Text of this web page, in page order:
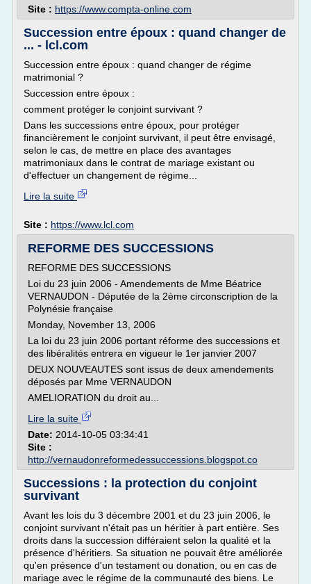
Site : https://www.compta-online.com
Succession entre époux : quand changer de
... - lcl.com
Succession entre époux : quand changer de régime
matrimonial ?
Succession entre époux :
comment protéger le conjoint survivant ?
Dans les successions entre époux, pour protéger
financièrement le conjoint survivant, il peut être envisagé,
selon le cas, de mettre en place des avantages
matrimoniaux dans le contrat de mariage existant ou
d'effectuer un changement de régime...
Lire la suite
Site : https://www.lcl.com
REFORME DES SUCCESSIONS
REFORME DES SUCCESSIONS
Loi du 23 juin 2006 - Amendements de Mme Béatrice
VERNAUDON - Députée de la 2ème circonscription de la
Polynésie française
Monday, November 13, 2006
La loi du 23 juin 2006 portant réforme des successions et
des libéralités entrera en vigueur le 1er janvier 2007
DEUX NOUVEAUTES sont issus de deux amendements
déposés par Mme VERNAUDON
AMELIORATION du droit au...
Lire la suite
Date: 2014-10-05 03:34:41
Site :
http://vernaudonreformedessuccessions.blogspot.co
Successions : la protection du conjoint
survivant
Avant les lois du 3 décembre 2001 et du 23 juin 2006, le
conjoint survivant n'était pas un héritier à part entière. Ses
droits dans la succession différaient selon la qualité et la
présence d'héritiers. Sa situation ne pouvait être améliorée
qu'en présence d'un testament ou donation, ou en cas de
mariage avec le régime de la communauté des biens. Le